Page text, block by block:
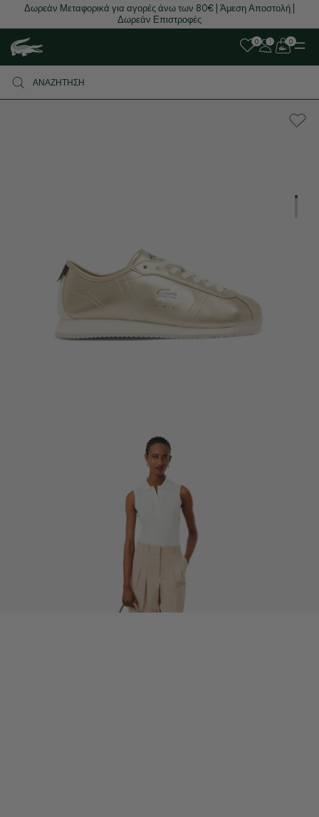
Δωρεάν Μεταφορικά για αγορές άνω των 80€ | Άμεση Αποστολή |
Δωρεάν Επιστροφές
0 0